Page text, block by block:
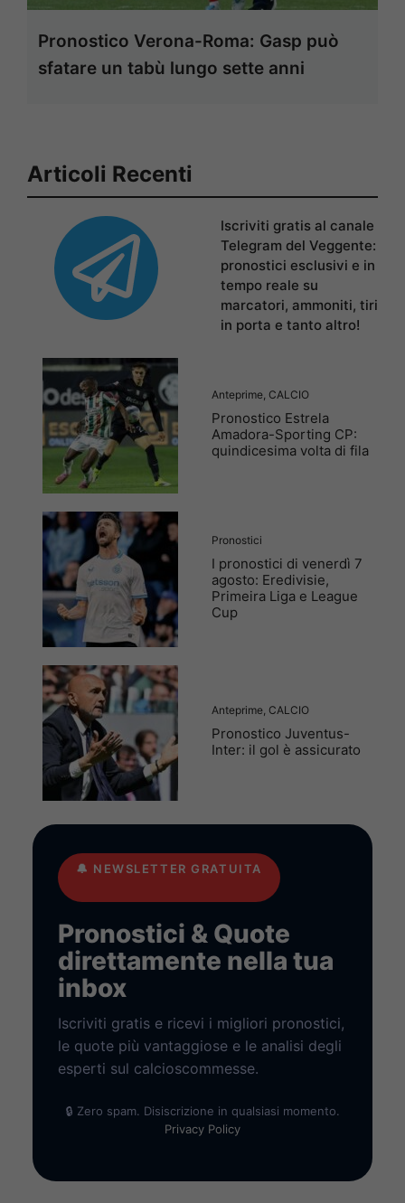
Pronostico Verona-Roma: Gasp può
sfatare un tabù lungo sette anni
Articoli Recenti
Iscriviti gratis al canale
Telegram del Veggente:
pronostici esclusivi e in
tempo reale su
marcatori, ammoniti, tiri
in porta e tanto altro!
Anteprime, CALCIO
Pronostico Estrela
Amadora-Sporting CP:
quindicesima volta di fila
Pronostici
I pronostici di venerdì 7
agosto: Eredivisie,
Primeira Liga e League
Cup
Anteprime, CALCIO
Pronostico Juventus-
Inter: il gol è assicurato
🔔 NEWSLETTER GRATUITA
Pronostici & Quote
direttamente nella tua
inbox
Iscriviti gratis e ricevi i migliori pronostici,
le quote più vantaggiose e le analisi degli
esperti sul calcioscommesse.
🔒 Zero spam. Disiscrizione in qualsiasi momento.
Privacy Policy